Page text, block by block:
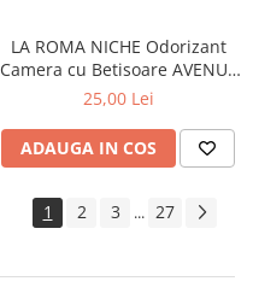
LA ROMA NICHE Odorizant
Camera cu Betisoare AVENUE
120 ml
25,00 Lei
ADAUGA IN COS
1 2 3 ... 27